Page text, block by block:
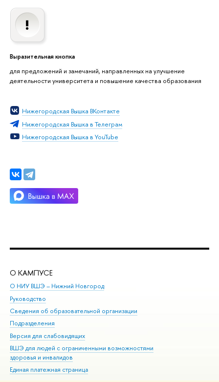
ыразительная кнопка
для предложений и замечаний, направленных на улучшение
деятельности университета и повышение качества образования
Нижегородская Вышка ВКонтакте
Нижегородская Вышка в Телеграм
Нижегородская Вышка в YouTube
О КАМПУСЕ
О НИУ ВШЭ – Нижний Новгород
Руководство
Сведения об образовательной организации
Подразделения
ерсия для слабовидящих
ШЭ для людей с ограниченными возможностями
здоровья и инвалидо
Единая платежная страница